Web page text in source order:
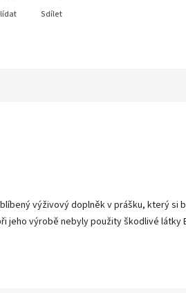
Sdílet
výživový doplněk v prášku, který
výrobě nebyly použity škodlivé látky